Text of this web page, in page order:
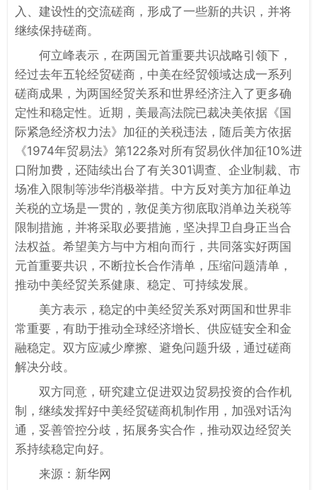
入、建设性的交流磋商，形成了一些新的共识，并将
继续保持磋商。
何立峰表示，在两国元首重要共识战略引领下，
经过去年五轮经贸磋商，中美在经贸领域达成一系列
磋商成果，为两国经贸关系和世界经济注入了更多确
定性和稳定性。近期，美最高法院已裁决美依据《国
际紧急经济权力法》加征的关税违法，随后美方依据
《1974年贸易法》第122条对所有贸易伙伴加征10%进
口附加费，还陆续出台了有关301调查、企业制裁、市
场准入限制等涉华消极举措。中方反对美方加征单边
关税的立场是一贯的，敦促美方彻底取消单边关税等
限制措施，并将采取必要措施，坚决捍卫自身正当合
法权益。希望美方与中方相向而行，共同落实好两国
元首重要共识，不断拉长合作清单，压缩问题清单，
推动中美经贸关系健康、稳定、可持续发展。
美方表示，稳定的中美经贸关系对两国和世界非
常重要，有助于推动全球经济增长、供应链安全和金
融稳定。双方应减少摩擦、避免问题升级，通过磋商
解决分歧。
双方同意，研究建立促进双边贸易投资的合作机
制，继续发挥好中美经贸磋商机制作用，加强对话沟
通，妥善管控分歧，拓展务实合作，推动双边经贸关
系持续稳定向好。
来源：新华网